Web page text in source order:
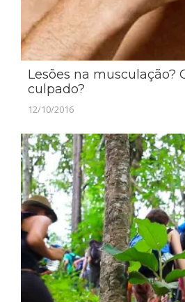
Lesões na musculação?
culpado?
12/10/2016